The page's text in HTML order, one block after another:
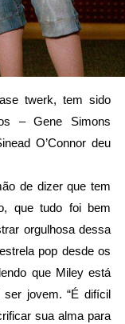
twerk, tem sido
–Gene Simons
O’Connor deu
de dizer que tem
, que tudo foi bem
orgulhosa dessa
pop desde os
que Miley está
jovem. “É difícil
sua alma para